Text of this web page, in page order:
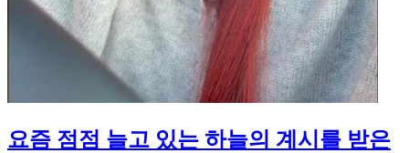
요즘 점점 늘고 있는 하늘의 계시를 받은